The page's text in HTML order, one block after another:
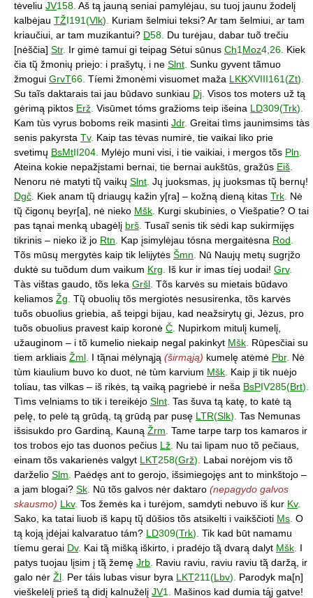
tėveliu JV158. Aš tą jauną seniai pamylėjau, su tuoj jaunu žodelį
kalbėjau TŽI191(Vlk).
Kuriam šelmiui teksi? Ar tam šelmiui, ar tam
kriaučiui, ar tam muzikantui? D58. Du turėjau, dabar tuõ trečiu
[nėščia] Str. Ir gimė tamui gi teipag Sėtui sūnus Ch1 Moz4,26. Kiek
čia tų̃ žmonių priejo: i prašytų, i ne Slnt Sunku gyvent tãmuo
žmogui GrvT66. Tíemi žmonėmi visuomet maža LKKXVIII161(Zt).
Su taĩs daktarais tai jau būdavo sunkiau Dj Visos tos moters už tą
gėrimą piktos Erž Visūmet tóms gražioms teip išeina LD309(Trk).
Kam tùs vyrus boboms reik masinti Jdr. Greitai tìms jaunimsims tàs
senis pakyrsta Tv. Kaip tas tėvas numirė, tie vaikai liko prie
svetimų BsMtII204. Mylėjo muni visi, i tie vaikiai, i mergos tõs Pln
Ateina kokie nepažįstami bernai, tie bernai aukštūs, gražūs Eiš
Nenoru nė matyti tų̃ vaikų Slnt Jų juoksmas, jų juoksmas tų̃ bernų!
Dgč Kiek anam tų̃ driaugų kažin y[ra] – kožną dieną kitas Trk Nė
tų̃ čigonų beyr[a], nė nieko Mšk Kurgi skubinies, o Viešpatie? O tai
pas tąnai menką ubagėlį brš Tusaĩ senis tik sėdi kap sukirmijęs
tikrinis – nieko iž jo Rtn Kap įsimylėjau tósna mergaitėsna Rod
Tõs mūsų mergytės kaip tik lelijytės Šmn
Nū Naujų metų sugrįžo
duktė su tuõdum dum vaikum Krg Iš kur ir imas tíej uodai! Grv.
Tàs vištas gaudo, tõs leka Gršl Tõs karvės su mietais būdavo
keliamos Žg Tų̃ obuolių tõs mergiotės nesusirenka, tõs karvės
tuõs obuolius griebia, aš teipgi bijau, kad neažsirytų gi, Jėzus, pro
tuõs obuolius pravest kaip koronė Č Nupirkom mitulį kumelį,
užauginom – i tõ kumelio niekaip negal pakinkyt Mšk Rūpesčiai su
tiem arkliais Žml I tą̃nai mėlynąją (širmąją) kumelę atėmė Pbr. Nė
tùm kiaulium buvo ko duot, nė tùm karvium Mšk Kaip ji tik nuėjo
toliau, tas vilkas – iš rikės, tą vaiką pagriebė ir neša BsPIV285(Brt).
Tìms velniams to tik i tereikėjo Slnt Tas šuva tą katę, to katė tą
pelę, to pelė tą grūdą, tą grūdą par pusę LTR(Slk). Tas Nemunas
išsisukdo pro Gardiną, Kauną Žrm Tame tarpe tarp tos kamaros ir
tos trobos ejo tas duonos pečius Lž Nu tai lipam nuo tõ pečiaus,
einam tõs vakarienės valgyt LKT258(Grž).
Labai norėjom vis tõ
darželio Slm
Paėdęs ant to gerojo, išsimiegojęs ant to minkštojo –
a jam blogai? Sk Nū tõs galvos nėr daktaro (nepagydo galvos
skausmo) Lkv. Tos žemės ka i turėjom, samdyti nebuvo iš kur Kv.
Sako, ka tatai liuob iš kapų tų̃ dūšios tõs atsikelti i vaikščioti Ms O
tą koją įdėjai kalvaratuo tám? LD309(Trk). Tik kad būt namamu
tíemu gerai Dv. Kai tą̃ mišką iškirto, i pradėjo tą̃ dvarą dalyt Mšk I
patys tuojau lįsim į tą̃ žemę Jrb Raviu raviu, raviu raviu tą̃ daržą, ir
galo nėr Žl Per táis lubas visur byra LKT211(Lbv).
Parodyk ma[n]
vieškelėlį prieš tą didį kalnužėlį JV1.
Mašinos kad dumia tą́j gatve!